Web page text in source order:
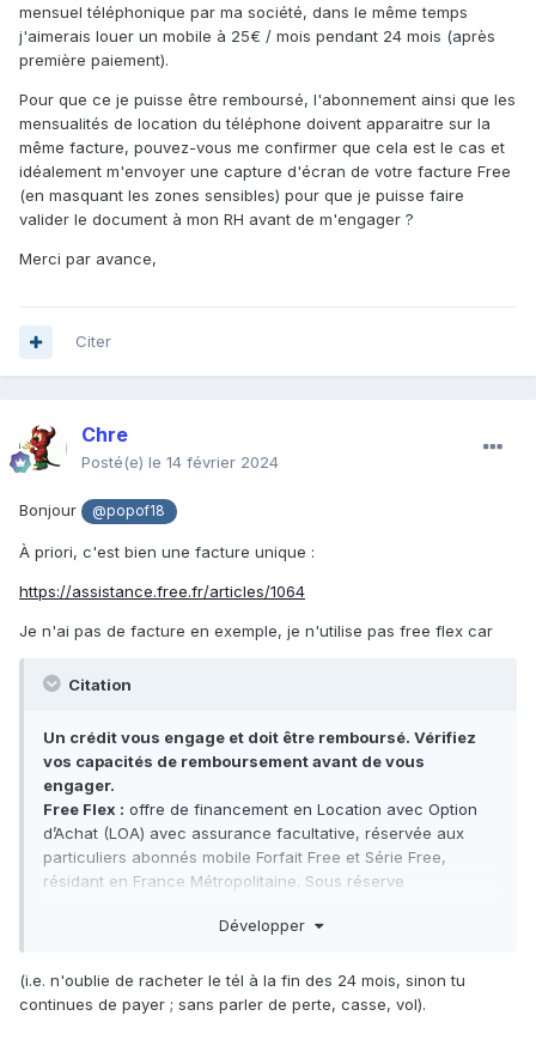
mensuel téléphonique par ma société, dans le même temps
j'aimerais louer un mobile à 25€ / mois pendant 24 mois (après
première paiement).
Pour que ce je puisse être remboursé, l'abonnement ainsi que les
mensualités de location du téléphone doivent apparaitre sur la
même facture, pouvez-vous me confirmer que cela est le cas et
idéalement m'envoyer une capture d'écran de votre facture Free
(en masquant les zones sensibles) pour que je puisse faire
valider le document à mon RH avant de m'engager ?
Merci par avance,
Citer
Chre
Posté(e) le 14 février 2024
Bonjour @popof18
À priori, c'est bien une facture unique :
https://assistance.free.fr/articles/1064
Je n'ai pas de facture en exemple, je n'utilise pas free flex car
Citation
Un crédit vous engage et doit être remboursé. Vérifiez
vos capacités de remboursement avant de vous
engager.
Free Flex : offre de financement en Location avec Option
d’Achat (LOA) avec assurance facultative, réservée aux
particuliers abonnés mobile Forfait Free et Série Free,
résidant en France Métropolitaine. Sous réserve
minimum de 24 mois. A l'issue des 24 mois, vous avez le
montant de l'option d'achat. A défaut de choix, prorogation
tacite du contrat pour des périodes successives d'un mois.
Développer
(i.e. n'oublie de racheter le tél à la fin des 24 mois, sinon tu
continues de payer ; sans parler de perte, casse, vol).